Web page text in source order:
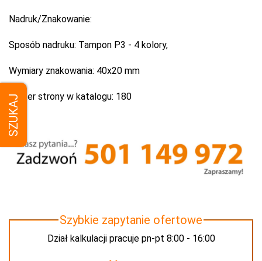
SZUKAJ
Nadruk/Znakowanie:
Sposób nadruku: Tampon P3 - 4 kolory,
Wymiary znakowania: 40x20 mm
Numer strony w katalogu: 180
Szybkie zapytanie ofertowe
Dział kalkulacji pracuje pn-pt 8:00 - 16:00